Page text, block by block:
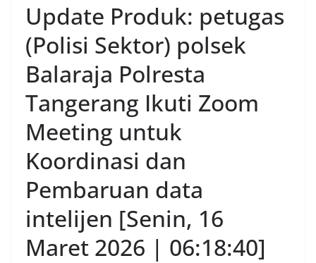
Update Produk: petugas
(Polisi Sektor) polsek
Balaraja Polresta
Tangerang Ikuti Zoom
Meeting untuk
Koordinasi dan
Pembaruan data
intelijen [Senin, 16
Maret 2026 | 06:18:40]